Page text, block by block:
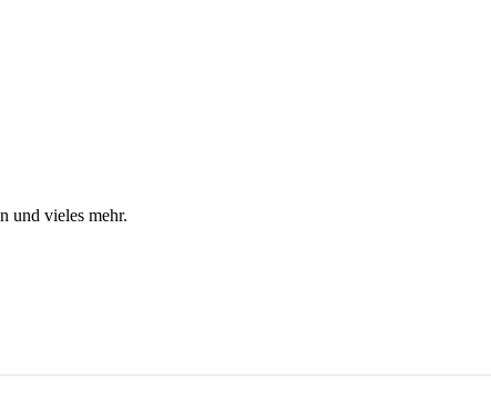
und vieles mehr.